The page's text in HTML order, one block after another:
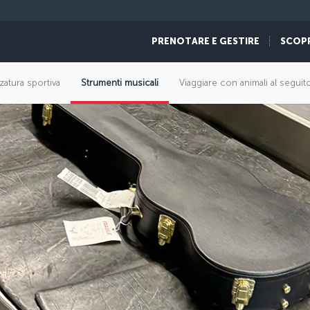
PRENOTARE E GESTIRE
sportiva Strumenti musicali Viaggiare con animali al